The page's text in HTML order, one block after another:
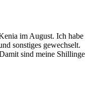
im August. Ich habe
sonstiges gewechselt.
sind meine Shillinge